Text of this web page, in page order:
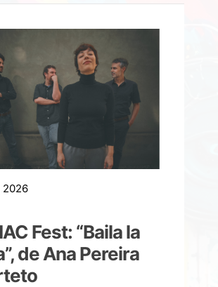
2026
Fest: “Baila la
de Ana Pereira